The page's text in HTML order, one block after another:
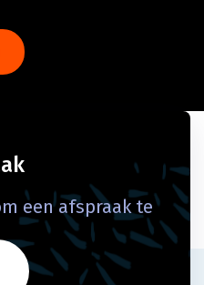
een afspraak te